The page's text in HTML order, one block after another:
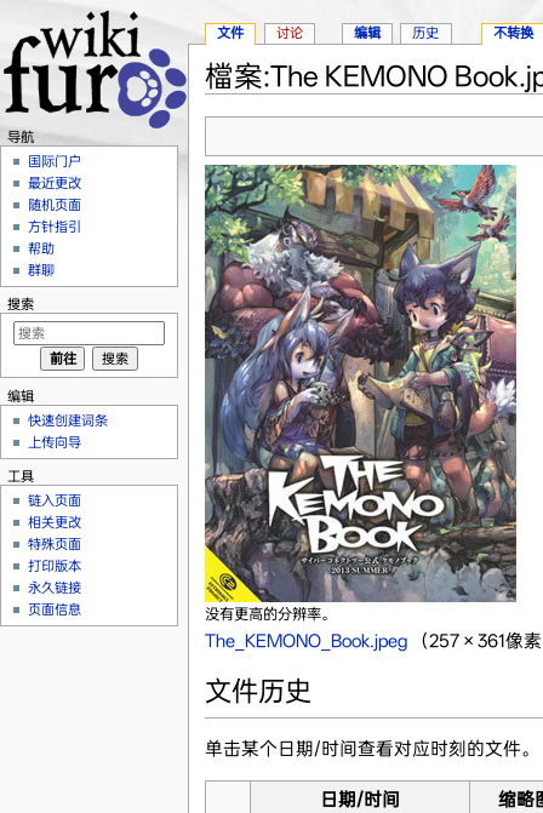
檔案:The KEMONO
没有更高的分辨率。
The_KEMONO_Book.jpeg‎ （257 × 361像
文件历史
单击某个日期/时间查看对应时刻的文件。
日期/时间
缩略
文件 讨论 编辑 历史 不转换
导航
国际门户
最近更改
随机页面
方针指引
帮助
群聊
搜索
编辑
快速创建词条
上传向导
工具
链入页面
相关更改
特殊页面
打印版本
永久链接
页面信息